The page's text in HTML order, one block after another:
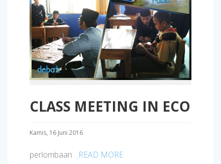
CLASS MEETING IN ECO
Kamis, 16 Juni 2016
perlombaan ...READ MORE